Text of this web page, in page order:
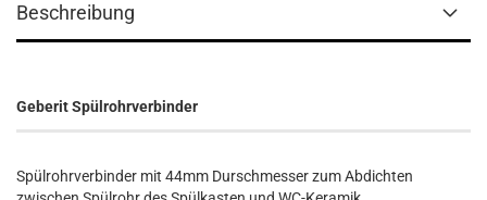
Beschreibung
Geberit Spülrohrverbinder
Spülrohrverbinder mit 44mm Durschmesser zum Abdichten